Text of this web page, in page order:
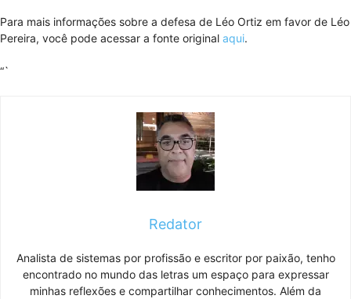
Para mais informações sobre a defesa de Léo Ortiz em favor de Léo
Pereira, você pode acessar a fonte original aqui.
“`
Redator
Analista de sistemas por profissão e escritor por paixão, tenho
encontrado no mundo das letras um espaço para expressar
minhas reflexões e compartilhar conhecimentos. Além da